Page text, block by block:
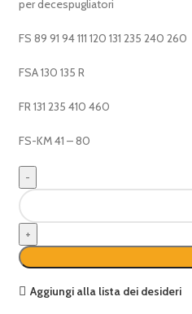
per decespugliatori
FS 89 91 94 111 120 131 235 240 260
FSA 130 135 R
FR 131 235 410 460
FS-KM 41 – 80
coppia
conica
decespugliatore
STIHL
quantità
Aggiungi alla lista dei desideri